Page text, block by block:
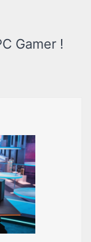
Gamer !